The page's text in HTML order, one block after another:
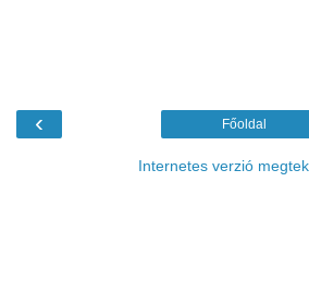
‹ Főoldal
Internetes verzió